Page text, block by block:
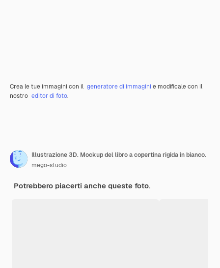
Crea le tue immagini con il generatore di immagini e modificale con il
nostro editor di foto.
Illustrazione 3D. Mockup del libro a copertina rigida in bianco.
mego-studio
Potrebbero piacerti anche queste foto.